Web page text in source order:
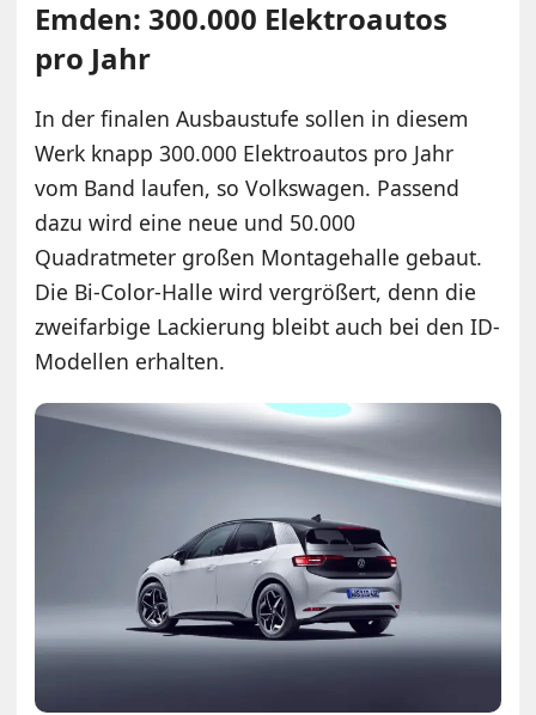
Emden: 300.000 Elektroautos
pro Jahr
In der finalen Ausbaustufe sollen in diesem
Werk knapp 300.000 Elektroautos pro Jahr
vom Band laufen, so Volkswagen. Passend
dazu wird eine neue und 50.000
Quadratmeter großen Montagehalle gebaut.
Die Bi-Color-Halle wird vergrößert, denn die
zweifarbige Lackierung bleibt auch bei den ID-
Modellen erhalten.